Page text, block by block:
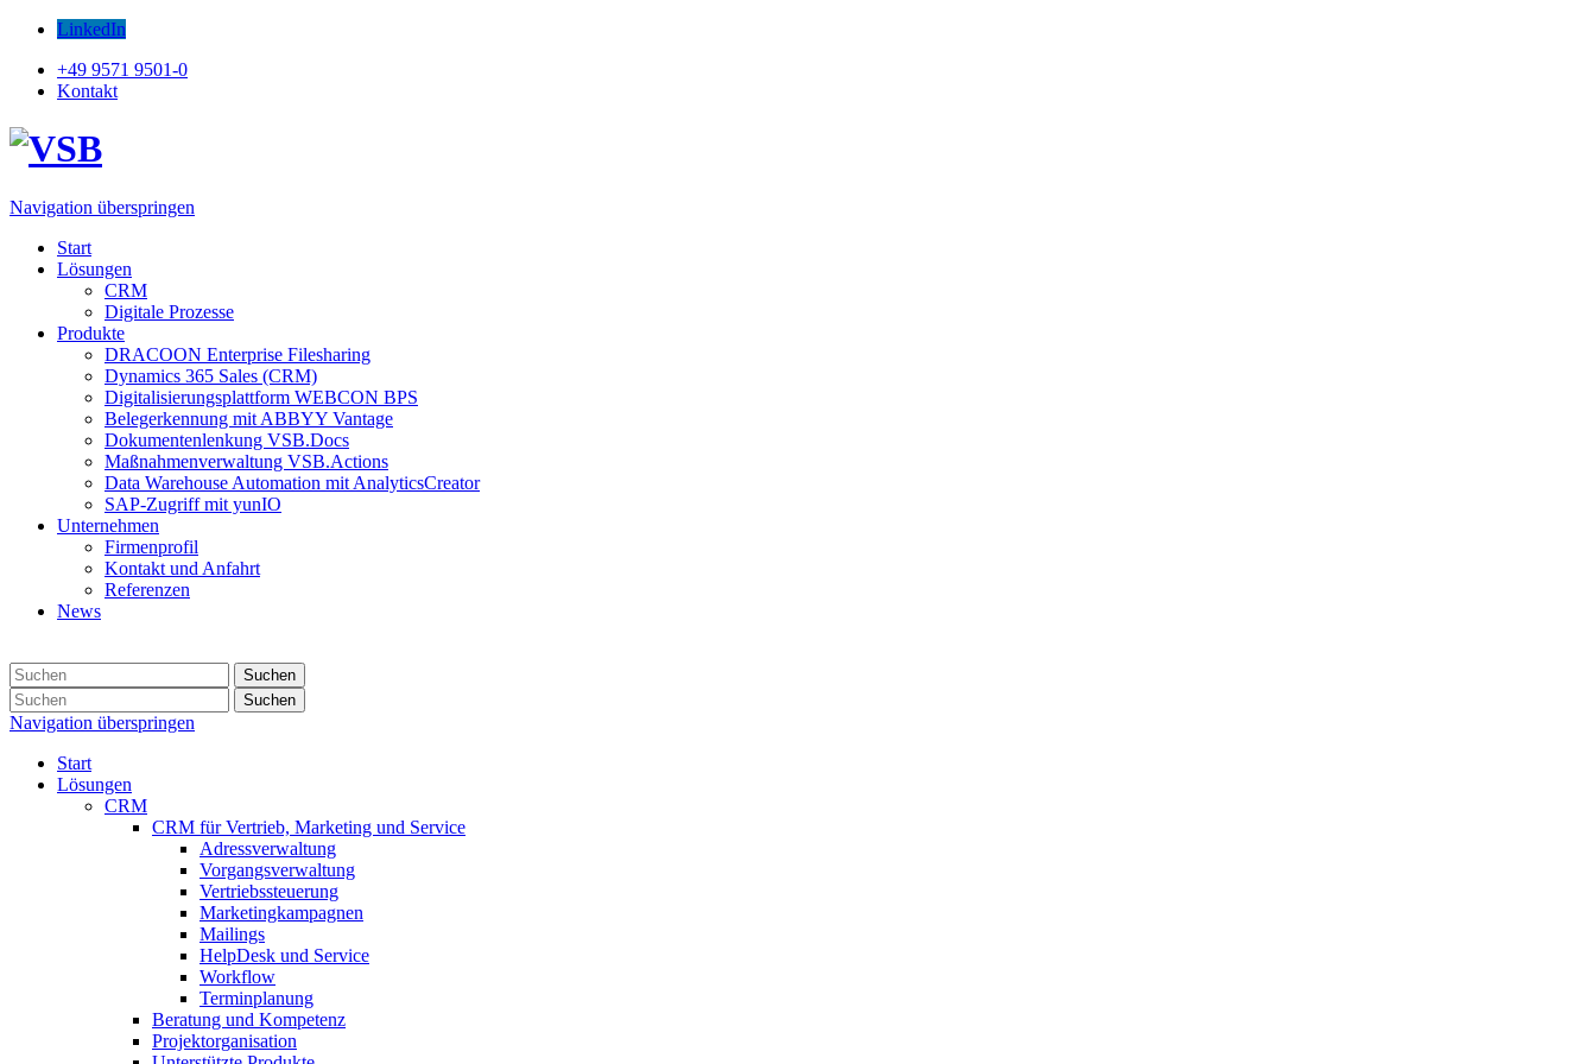
LinkedIn
+49 9571 9501-0
Kontakt
Navigation überspringen
Start
Lösungen
CRM
Digitale Prozesse
Produkte
DRACOON Enterprise Filesharing
Dynamics 365 Sales (CRM)
Digitalisierungsplattform WEBCON BPS
Belegerkennung mit ABBYY Vantage
Dokumentenlenkung VSB.Docs
Maßnahmenverwaltung VSB.Actions
Data Warehouse Automation mit AnalyticsCreator
SAP-Zugriff mit yunIO
Unternehmen
Firmenprofil
Kontakt und Anfahrt
Referenzen
News
Suchen
Suchen
Navigation überspringen
Start
Lösungen
CRM
CRM für Vertrieb, Marketing und Service
Adressverwaltung
Vorgangsverwaltung
Vertriebssteuerung
Marketingkampagnen
Mailings
HelpDesk und Service
Workflow
Terminplanung
Beratung und Kompetenz
Projektorganisation